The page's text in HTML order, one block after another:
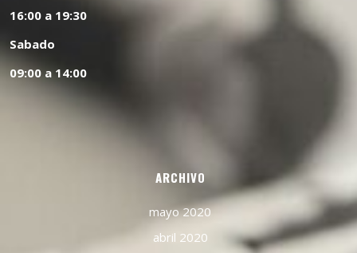
16:00 a 19:30
Sabado
09:00 a 14:00
ARCHIVO
mayo 2020
abril 2020